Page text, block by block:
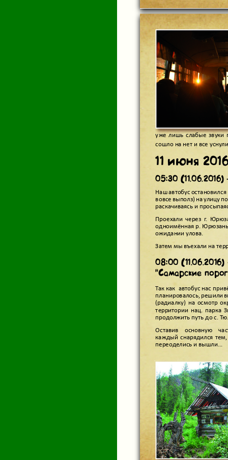
уже лишь слабые звуки
сошло на нет и все
11 июня
05:30 (11.06.2016)
Наш автобус
то и
вовсе выполз) на улицу
раскачиваясь и
Проехали через г.
одноимённая р. Юрюзань
ожидании улова.
Затем мы въехали на
08:00
"Самарские
Так как автобус нас
планировалось, решили
(радиалку) на осмотр
территории нац. парка
продолжить путь до с.
Оставив основную
каждый снарядился
переоделись и вышли...